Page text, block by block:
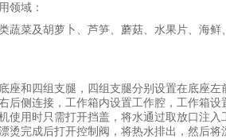
用领域：
蔬菜及胡萝卜、芦笋、蘑菇、水果片、海
座和四组支腿，四组支腿分别设置在底座
后侧连接，工作箱内设置工作腔，工作箱
使用时只需打开挡盖，将水通过取放口注
烫完成后打开控制阀，将热水排出，然后